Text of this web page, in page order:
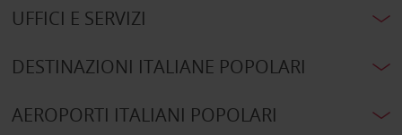
UFFICI E SERVIZI
DESTINAZIONI ITALIANE POPOLARI
AEROPORTI ITALIANI POPOLARI